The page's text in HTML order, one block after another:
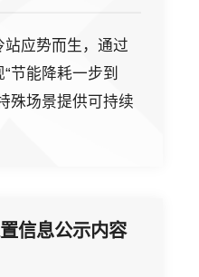
应势而生，通过
节能降耗一步到
殊场景提供可持续
信息公示内容